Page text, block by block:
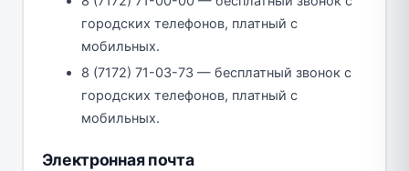
городских телефонов, платный с
мобильных.
8 (7172) 71-03-73 — бесплатный звонок с
городских телефонов, платный с
мобильных.
Электронная почта